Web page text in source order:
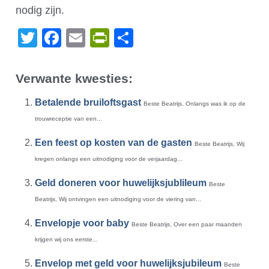
nodig zijn.
TwitterFacebook
EmailPrintFriendly
Verwante kwesties:
Betalende bruiloftsgast Beste Beatrijs, Onlangs was ik op de
trouwreceptie van een...
Een feest op kosten van de gasten Beste Beatrijs, Wij
kregen onlangs een uitnodiging voor de verjaardag...
Geld doneren voor huwelijksjublileum Beste
Beatrijs, Wij ontvingen een uitnodiging voor de viering van...
Envelopje voor baby Beste Beatrijs, Over een paar maanden
krijgen wij ons eerste...
Envelop met geld voor huwelijksjubileum Beste